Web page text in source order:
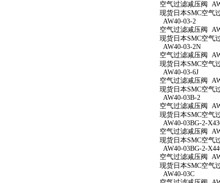
空气过滤减压阀
现货日本SMC空气
AW40-03-2
空气过滤减压阀
现货日本SMC空气
AW40-03-2N
空气过滤减压阀
现货日本SMC空气
AW40-03-6J
空气过滤减压阀
现货日本SMC空气
AW40-03B-2
空气过滤减压阀
现货日本SMC空气
AW40-03BG-2-
空气过滤减压阀
现货日本SMC空气
AW40-03BG-2-
空气过滤减压阀
现货日本SMC空气
AW40-03C